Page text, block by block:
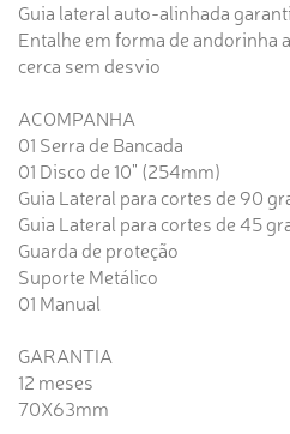
Guia lateral auto-alinhada
Entalhe em forma de andorinha
cerca sem desvio
ACOMPANHA
01 Serra de Bancada
01 Disco de 10" (254mm)
Guia Lateral para cortes de 90
Guia Lateral para cortes de 45
Guarda de proteção
Suporte Metálico
01 Manual
GARANTIA
12 meses
70X63mm